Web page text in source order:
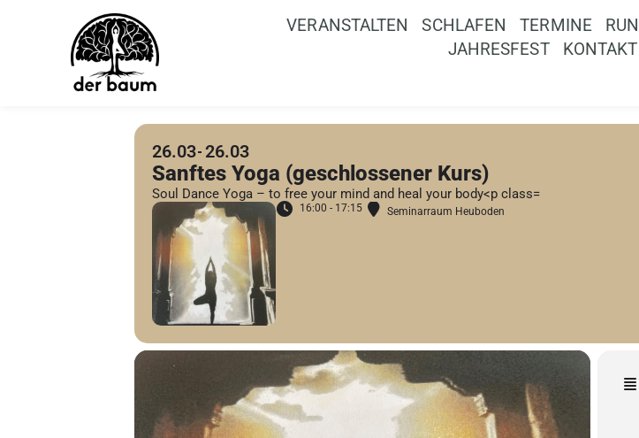
VERANSTALTEN SCHLAFEN TERMINE
JAHRESFEST
KONTAKT
26.03 26.03
Sanftes Yoga (geschlossener Kurs)
Soul Dance Yoga – to free your mind and heal your body<p class=
16:00 - 17:15 Seminarraum Heuboden